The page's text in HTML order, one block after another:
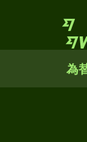
為